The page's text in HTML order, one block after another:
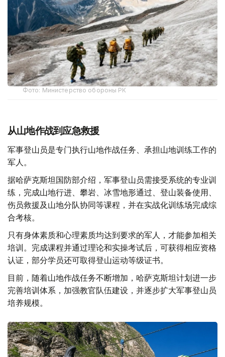
Фото: Министерство обороны РК
从山地作战到应急救援
军事登山员是专门执行山地作战任务、承担山地训练工作的
军人。
据哈萨克斯坦国防部介绍，军事登山员需接受系统的专业训
练，完成山地行进、攀岩、冰雪地形通过、登山装备使用、
伤员救援及山地分队协同等课程，并在实战化训练场完成综
合考核。
只有身体素质和心理素质均达到要求的军人，才能参加相关
培训。完成课程并通过理论和实操考试后，可获得相应资格
认证，部分学员还可取得登山运动等级证书。
目前，随着山地作战任务不断增加，哈萨克斯坦计划进一步
完善培训体系，加强教官队伍建设，并逐步扩大军事登山员
培养规模。